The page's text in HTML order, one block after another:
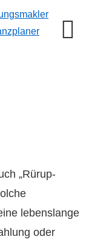
„Rürup-
lebenslange
oder